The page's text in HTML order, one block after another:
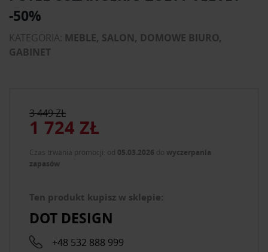
-50%
KATEGORIA: MEBLE, SALON, DOMOWE BIURO,
GABINET
3 449 ZŁ
1 724 ZŁ
Czas trwania promocji: od 05.03.2026 do wyczerpania
zapasów
Ten produkt kupisz w sklepie:
DOT DESIGN
+48 532 888 999